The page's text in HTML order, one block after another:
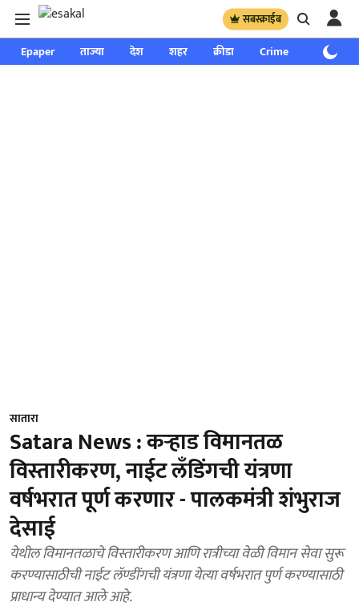
सबस्क्राईब
Epaper ताज्या देश शहर क्रीडा Crime साप्ताहिक
सातारा
Satara News : कऱ्हाड विमानतळ
विस्तारीकरण, नाईट लँडिंगची यंत्रणा
वर्षभरात पूर्ण करणार - पालकमंत्री शंभुराज
देसाई
येथील विमानतळाचे विस्तारीकरण आणि रात्रीच्या वेळी विमान सेवा सुरू
करण्यासाठीची नाईट लॅण्डींगची यंत्रणा येत्या वर्षभरात पुर्ण करण्यासाठी
प्राधान्य देण्यात आले आहे.